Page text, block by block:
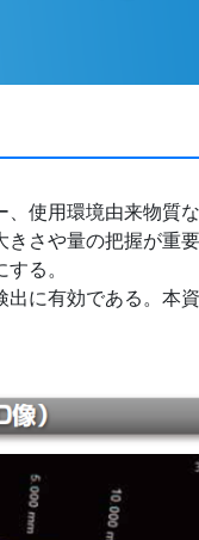
使用環境由来物質
さや量の把握が重
る。
に有効である。本